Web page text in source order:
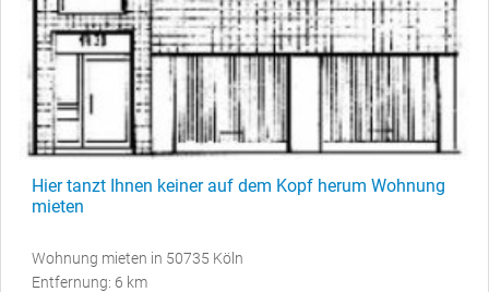
Hier tanzt Ihnen keiner auf dem Kopf herum Wohnung
mieten
Wohnung mieten in 50735 Köln
Entfernung: 6 km